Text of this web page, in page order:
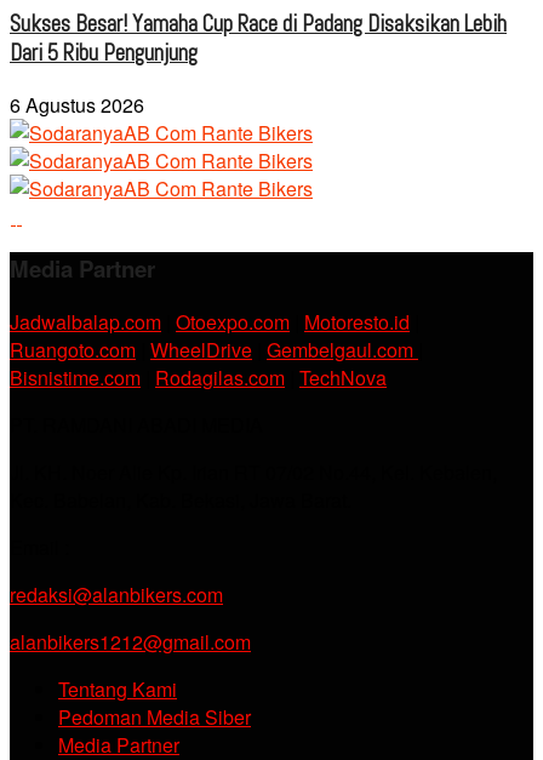
Sukses Besar! Yamaha Cup Race di Padang Disaksikan Lebih
Dari 5 Ribu Pengunjung
6 Agustus 2026
Media Partner
Jadwalbalap.com Otoexpo.com Motoresto.id
Ruangoto.com WheelDrive Gembelgaul.com
Bisnistime.com Rodagilas.com TechNova
redaksi@alanbikers.com
alanbikers1212@gmail.com
Tentang Kami
Pedoman Media Siber
Media Partner